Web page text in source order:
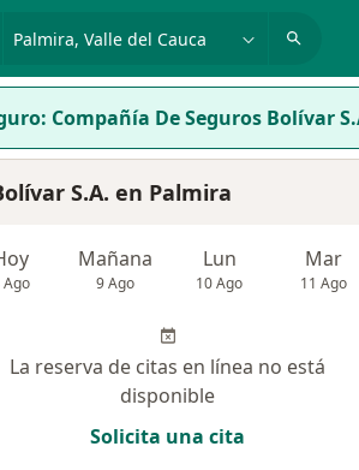
Compañía De Seguros Bolívar
S.A. en Palmira
Ago
Mañana
9 Ago
Lun
10 Ago
Mar
11 Ago
La reserva de citas en línea no está
disponible
Solicita una cita